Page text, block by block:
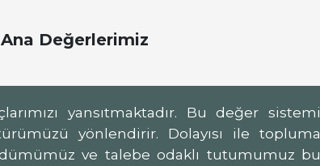
Ana Değerlerimiz
yansıtmaktadır. Bu değer sistemi
yönlendirir. Dolayısı ile topluma
ve talebe odaklı tutumumuz bu